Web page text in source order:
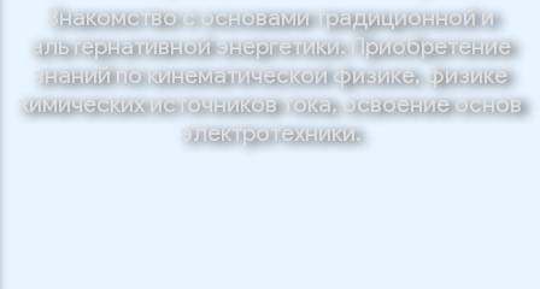
Знакомство с основами традиционной и
альтернативной энергетики. Приобретение
знаний по кинематической физике, физике
химических источников тока, освоение основ
электротехники.